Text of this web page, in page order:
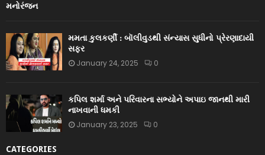
મનોરંજન
મમતા કુલકર્ણી : બૉલીવુડથી સંન્યાસ સુધીનો પ્રેરણાદાયી
સફર
January 24, 2025 0
કપિલ શર્મા અને પરિવારના સભ્યોને અપાઇ જાનથી મારી
નાખવાની ધમકી
January 23, 2025 0
CATEGORIES